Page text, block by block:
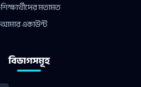
শিক্ষার্থীদের মতামত
আমার একাউন্ট
বিভাগসমূহ